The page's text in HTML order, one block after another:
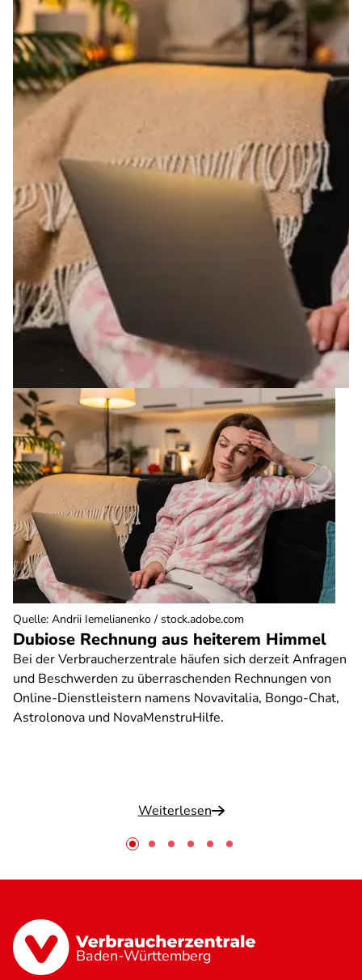
Dubiose Rechnung aus heiterem Himmel
Bei der Verbraucherzentrale häufen sich derzeit Anfragen
und Beschwerden zu überraschenden Rechnungen von
Online-Dienstleistern namens Novavitalia, Bongo-Chat,
Astrolonova und NovaMenstruHilfe.
Weiterlesen
Quelle: Andrii Iemelianenko / stock.adobe.com
Baden-Württemberg